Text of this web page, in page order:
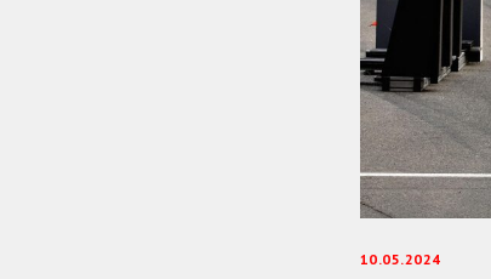
10.05.2024